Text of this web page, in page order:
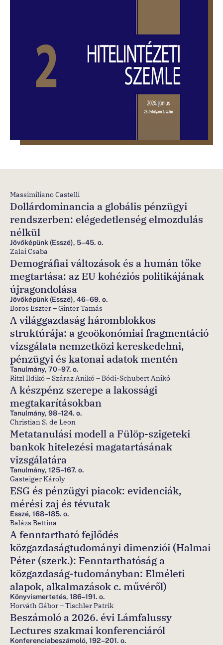
Massimiliano Castelli
Dollárdominancia a globális pénzügyi
rendszerben: elégedetlenség elmozdulás
nélkül
Jövőképünk (Esszé), 5–45. o.
Zalai Csaba
Demográfiai változások és a humán tőke
megtartása: az EU kohéziós politikájának
újragondolása
Jövőképünk (Esszé), 46–69. o.
Boros Eszter – Ginter Tamás
A világgazdaság háromblokkos
struktúrája: a geoökonómiai fragmentáció
vizsgálata nemzetközi kereskedelmi,
pénzügyi és katonai adatok mentén
Tanulmány, 70–97. o.
Ritzl Ildikó – Száraz Anikó – Bódi-Schubert Anikó
A készpénz szerepe a lakossági
megtakarításokban
Tanulmány, 98–124. o.
Christian S. de Leon
Metatanulási modell a Fülöp-szigeteki
bankok hitelezési magatartásának
vizsgálatára
Tanulmány, 125–167. o.
Gasteiger Károly
ESG és pénzügyi piacok: evidenciák,
mérési zaj és tévutak
Esszé, 168–185. o.
Balázs Bettina
A fenntartható fejlődés
közgazdaságtudományi dimenziói (Halmai
Péter (szerk.): Fenntarthatóság a
közgazdaság-tudományban: Elméleti
alapok, alkalmazások c. művéről)
Könyvismertetés, 186–191. o.
Horváth Gábor – Tischler Patrik
Beszámoló a 2026. évi Lámfalussy
Lectures szakmai konferenciáról
Konferenciabeszámoló, 192–201. o.